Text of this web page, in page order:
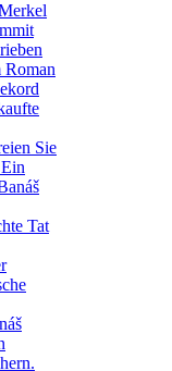
Roman
Sie
Tat